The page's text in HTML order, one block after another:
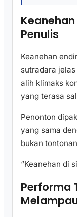
Penulis
Keanehan
sutradara
alih klimaks
yang terasa
Penonton
yang sama
bukan
“Keanehan di
Performa